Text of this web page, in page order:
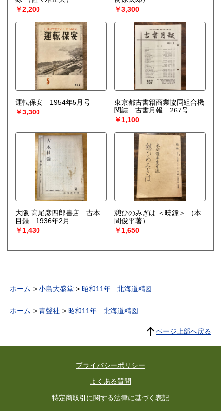
￥2,200
￥3,300
運転保安 1954年5月号
￥3,300
東京都古書籍商業協同組合機
関誌 古書月報 267号
￥1,100
大阪 高尾彦四郎書店 古本
目録 1936年2月
￥1,430
憩ひのみぎは ＜暁鐘＞
（本
間俊平著）
￥1,650
ホーム 小島大盛堂 昭和11年 北海道精図
ホーム 青聲社 昭和11年 北海道精図
ページ上部へ戻る
プライバシーポリシー
よくある質問
特定商取引に関する法律に基づく表記